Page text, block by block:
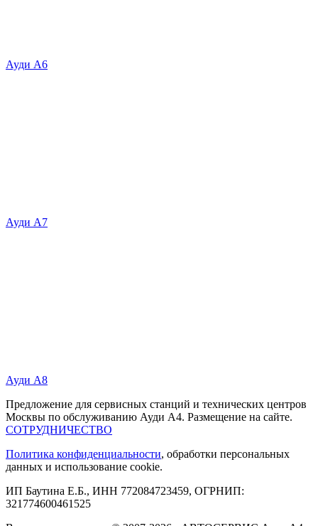
Ауди А6
Ауди А7
Ауди А8
Предложение для сервисных станций и технических центров
Москвы по обслуживанию Ауди А4. Размещение на сайте.
СОТРУДНИЧЕСТВО
Политика конфиденциальности, обработки персональных
данных и использование cookie.
ИП Баутина Е.Б., ИНН 772084723459, ОГРНИП:
321774600461525